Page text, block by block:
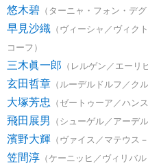
悠木碧 （ターニャ・フォン・デグ
早見沙織 （ヴィーシャ／ヴィク
コーフ）
三木眞一郎 （レルゲン／エーリ
玄田哲章 （ルーデルドルフ／ク
大塚芳忠 （ゼートゥーア／ハン
飛田展男 （シューゲル／アーデ
濱野大輝 （ヴァイス／マテウス
笠間淳 （ケーニッヒ／ヴィリバ